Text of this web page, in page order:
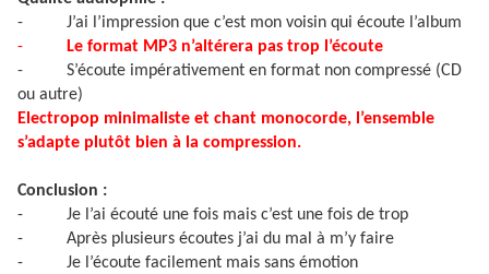
-
J’ai l’impression que c’est mon voisin qui écoute l’album
-
Le format MP3 n’altérera pas trop l’écoute
-
S’écoute impérativement en format non compressé (CD
ou autre)
Electropop minimaliste et chant monocorde, l’ensemble
s’adapte plutôt bien à la compression.
Conclusion :
-
Je l’ai écouté une fois mais c’est une fois de trop
-
Après plusieurs écoutes j’ai du mal à m’y faire
-
Je l’écoute facilement mais sans émotion